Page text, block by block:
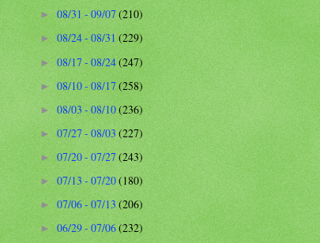
►08/31 - 09/07(210)
►08/24 - 08/31(229)
►08/17 - 08/24(247)
►08/10 - 08/17(258)
►08/03 - 08/10(236)
►07/27 - 08/03(227)
►07/20 - 07/27(243)
►07/13 - 07/20(180)
►07/06 - 07/13(206)
►06/29 - 07/06(232)